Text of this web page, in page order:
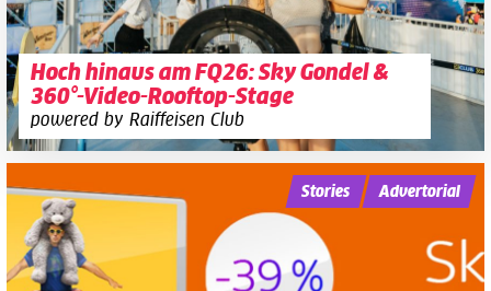
Hoch hinaus am FQ26: Sky Gondel &
360°-Video-Rooftop-Stage
powered by Raiffeisen Club
Stories Advertorial